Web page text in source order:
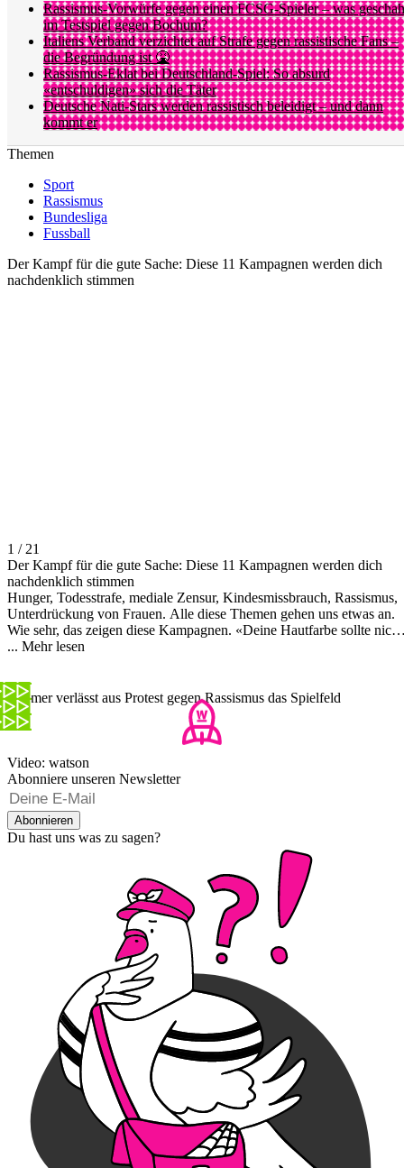
Rassismus-Vorwürfe gegen einen FCSG-Spieler – was geschah
im Testspiel gegen Bochum?
Italiens Verband verzichtet auf Strafe gegen rassistische Fans –
die Begründung ist 🤮
Rassismus-Eklat bei Deutschland-Spiel: So absurd
«entschuldigen» sich die Täter
Deutsche Nati-Stars werden rassistisch beleidigt – und dann
kommt er
Themen
Sport
Rassismus
Bundesliga
Fussball
Der Kampf für die gute Sache: Diese 11 Kampagnen werden dich
nachdenklich stimmen
1 / 21
Der Kampf für die gute Sache: Diese 11 Kampagnen werden dich
nachdenklich stimmen
Hunger, Todesstrafe, mediale Zensur, Kindesmissbrauch, Rassismus,
Unterdrückung von Frauen. Alle diese Themen gehen uns etwas an.
Wie sehr, das zeigen diese Kampagnen. «Deine Hautfarbe sollte nicht
... Mehr lesen
Stürmer verlässt aus Protest gegen Rassismus das Spielfeld
Video: watson
Abonniere unseren Newsletter
Abonnieren
Du hast uns was zu sagen?